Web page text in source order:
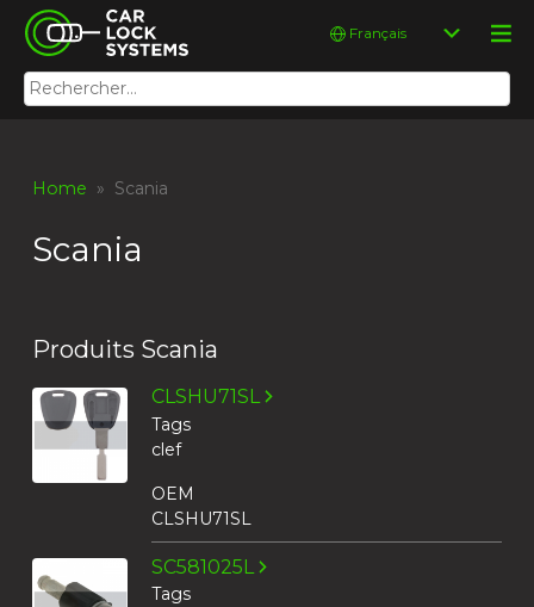
Skip
content
Car Lock Systems
Car Lock Systems
Rechercher :
Choisir
langue
Home » Scania
Scania
Produits Scania
CLSHU71SL
Tags
clef
OEM
CLSHU71SL
SC581025L
Tags